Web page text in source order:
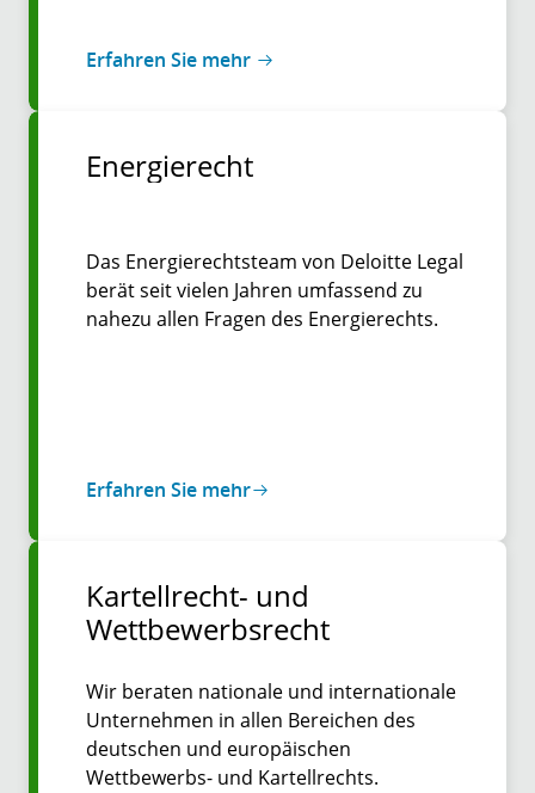
Erfahren Sie mehr
Energierecht
Das Energierechtsteam von Deloitte Legal
berät seit vielen Jahren umfassend zu
nahezu allen Fragen des Energierechts.
Erfahren Sie mehr
Kartellrecht- und
Wettbewerbsrecht
Wir beraten nationale und internationale
Unternehmen in allen Bereichen des
deutschen und europäischen
Wettbewerbs- und Kartellrechts.